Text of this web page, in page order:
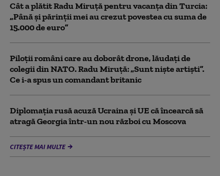
Cât a plătit Radu Miruță pentru vacanța din Turcia:
„Până și părinții mei au crezut povestea cu suma de
15.000 de euro”
Piloții români care au doborât drone, lăudați de
colegii din NATO. Radu Miruță: „Sunt niște artiști”.
Ce i-a spus un comandant britanic
Diplomaţia rusă acuză Ucraina şi UE că încearcă să
atragă Georgia într-un nou război cu Moscova
CITEȘTE MAI MULTE